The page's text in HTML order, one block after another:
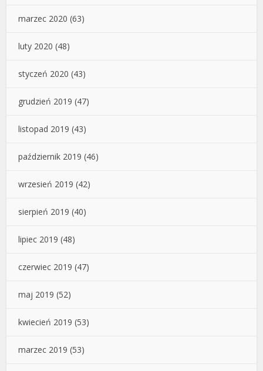
marzec 2020 (63)
luty 2020 (48)
styczeń 2020 (43)
grudzień 2019 (47)
listopad 2019 (43)
październik 2019 (46)
wrzesień 2019 (42)
sierpień 2019 (40)
lipiec 2019 (48)
czerwiec 2019 (47)
maj 2019 (52)
kwiecień 2019 (53)
marzec 2019 (53)